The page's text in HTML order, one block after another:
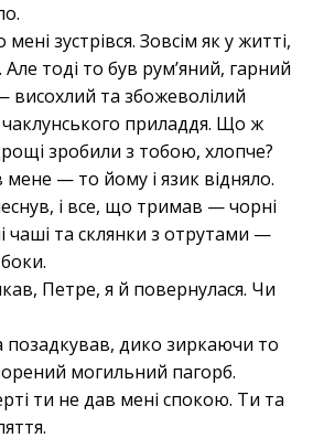
зустрівся. Зовсім як у житті,
тоді то був рум’яний, гарний
висохлий та збожеволілий
чаклунського приладдя. Що ж
зробили з тобою, хлопче?
мене — то йому і язик відняло.
і все, що тримав — чорні
чаші та склянки з отрутами —
Петре, я й повернулася. Чи
позадкував, дико зиркаючи то
могильний пагорб.
ти не дав мені спокою. Ти та